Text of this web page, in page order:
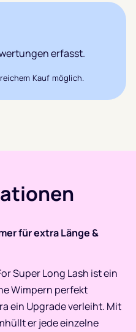
erfasst.
Kauf möglich.
für extra Länge &
Super Long Lash ist ein
Wimpern perfekt
ein Upgrade verleiht. Mit
er jede einzelne